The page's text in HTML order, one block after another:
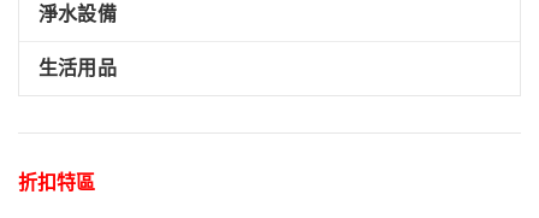
淨水設備
生活用品
折扣特區